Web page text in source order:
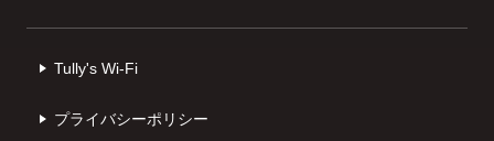
Tully's Wi-Fi
プライバシーポリシー